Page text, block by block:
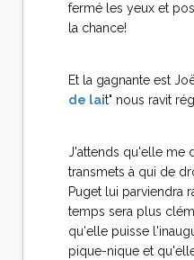
fermé les yeux et
la chance!
Et la gagnante est
de lait" nous ravit
J'attends qu'elle me
transmets à qui de
Puget lui parviendra
temps sera plus
qu'elle puisse
pique-nique et